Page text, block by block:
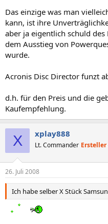
Das einzige was man
kann, ist ihre
aber ja eigentlich schuld
dem Ausstieg von
wurde.
Acronis Disc Director funzt
d.h. für den Preis und die
Kaufempfehlung.
X xplay888
Lt. Commander Ersteller
26. Juli 2008
Ich habe selber X Stück